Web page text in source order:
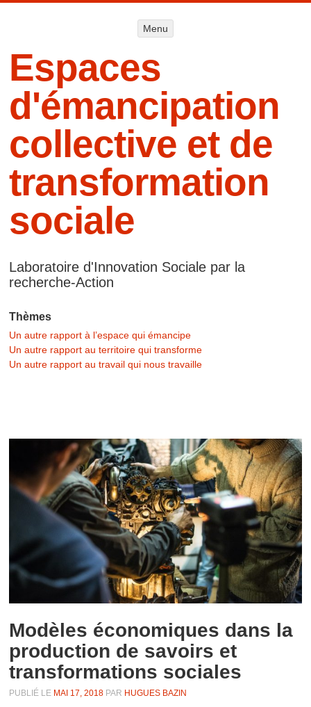
Menu
Espaces
d'émancipation
collective et de
transformation
sociale
Laboratoire d'Innovation Sociale par la
recherche-Action
Thèmes
Un autre rapport à l’espace qui émancipe
Un autre rapport au territoire qui transforme
Un autre rapport au travail qui nous travaille
Modèles économiques dans la
production de savoirs et
transformations sociales
PUBLIÉ LE MAI 17, 2018 PAR HUGUES BAZIN